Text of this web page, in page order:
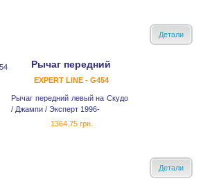
Детали
Рычаг передний
EXPERT LINE - G454
Рычаг передний левый на Скудо
/ Джампи / Эксперт 1996-
1364.75 грн.
Детали